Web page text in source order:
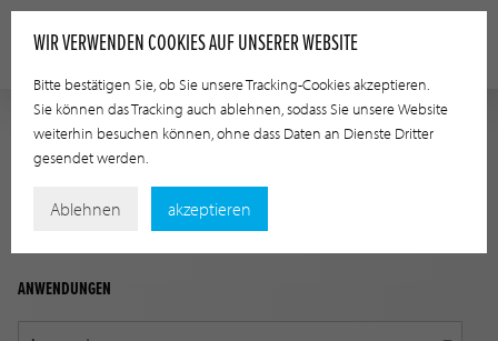
ANWENDUNGSLEITFADEN
Finden Sie mithilfe der unten stehenden Optionen das
korrekte Produkt für Ihre Anwendung
ANWENDUNGEN
WIR VERWENDEN COOKIES AUF UNSERER WEBSITE
Bitte bestätigen Sie, ob Sie unsere Tracking-Cookies akzeptieren.
Sie können das Tracking auch ablehnen, sodass Sie unsere Website
weiterhin besuchen können, ohne dass Daten an Dienste Dritter
gesendet werden.
Ablehnen akzeptieren